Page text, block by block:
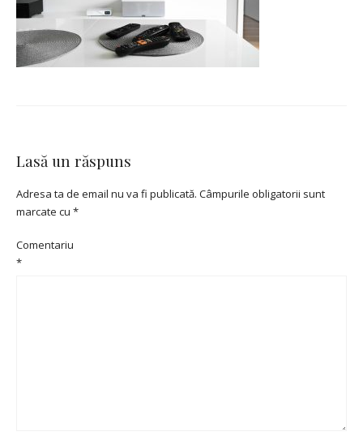
Lasă un răspuns
Adresa ta de email nu va fi publicată. Câmpurile obligatorii sunt
marcate cu *
Comentariu
*